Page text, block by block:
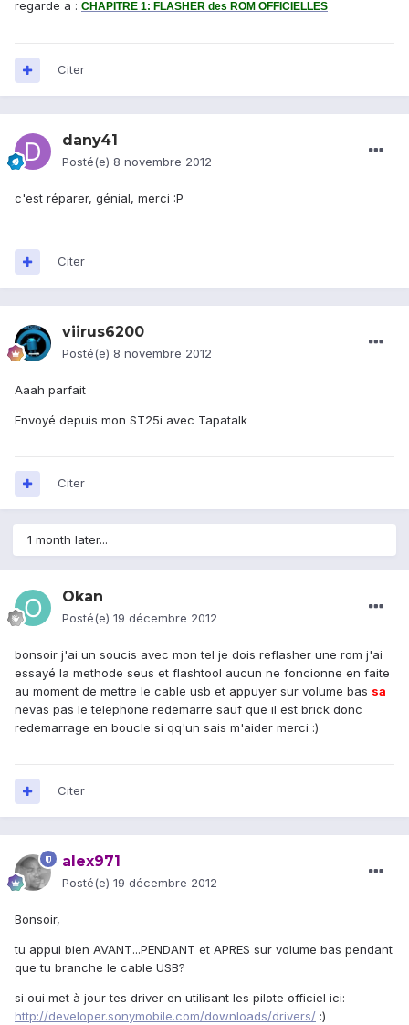
regarde a : CHAPITRE 1: FLASHER des ROM OFFICIELLES
Citer
dany41
Posté(e) 8 novembre 2012
c'est réparer, génial, merci :P
Citer
viirus6200
Posté(e) 8 novembre 2012
Aaah parfait
Envoyé depuis mon ST25i avec Tapatalk
Citer
1 month later...
Okan
Posté(e) 19 décembre 2012
bonsoir j'ai un soucis avec mon tel je dois reflasher une rom j'ai
essayé la methode seus et flashtool aucun ne foncionne en faite
au moment de mettre le cable usb et appuyer sur volume bas sa
nevas pas le telephone redemarre sauf que il est brick donc
redemarrage en boucle si qq'un sais m'aider merci :)
Citer
alex971
Posté(e) 19 décembre 2012
Bonsoir,
tu appui bien AVANT...PENDANT et APRES sur volume bas pendant
que tu branche le cable USB?
si oui met à jour tes driver en utilisant les pilote officiel ici:
http://developer.sonymobile.com/downloads/drivers/ :)